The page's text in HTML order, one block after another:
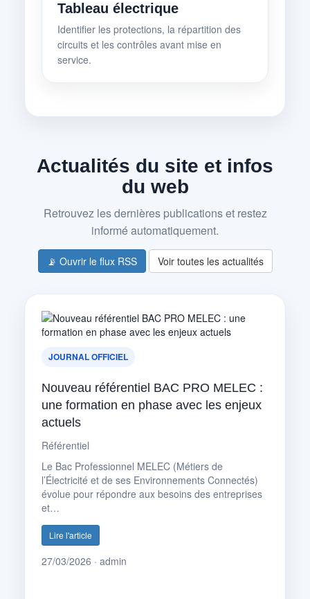
Tableau électrique
Identifier les protections, la répartition des
circuits et les contrôles avant mise en
service.
Actualités du site et infos
du web
Retrouvez les dernières publications et restez
informé automatiquement.
📡 Ouvrir le flux RSS Voir toutes les actualités
JOURNAL OFFICIEL
Nouveau référentiel BAC PRO MELEC :
une formation en phase avec les enjeux
actuels
Référentiel
Le Bac Professionnel MELEC (Métiers de
l’Électricité et de ses Environnements Connectés)
évolue pour répondre aux besoins des entreprises
et…
Lire l'article
27/03/2026 · admin